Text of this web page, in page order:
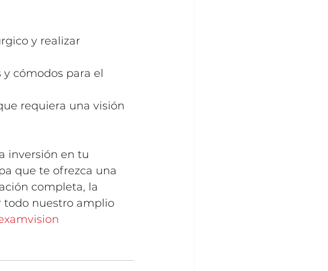
y realizar
cómodos para el
requiera una visión
inversión en tu
que te ofrezca una
completa, la
todo nuestro amplio